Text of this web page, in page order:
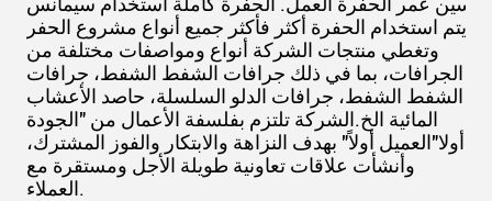
يتم استخدام الحفرة أكثر فأكثر جميع أنواع مشروع الحفر
وتغطي منتجات الشركة أنواع ومواصفات مختلفة من
الجرافات، بما في ذلك جرافات الشفط الشفط، جرافات
الشفط الشفط، جرافات الدلو السلسلة، حاصد الأعشاب
المائية الخ.الشركة تلتزم بفلسفة الأعمال من "الجودة
أولا"العميل أولاً" بهدف النزاهة والابتكار والفوز المشترك،
وأنشأت علاقات تعاونية طويلة الأجل ومستقرة مع
العملاء.